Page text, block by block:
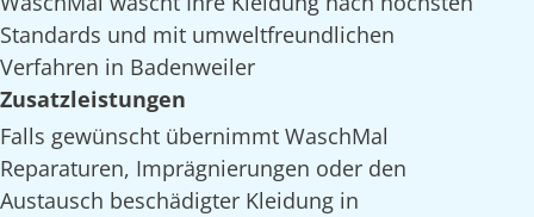
Standards und mit umweltfreundlichen
Verfahren in Badenweiler
Zusatzleistungen
Falls gewünscht übernimmt WaschMal
Reparaturen, Imprägnierungen oder den
Austausch beschädigter Kleidung in